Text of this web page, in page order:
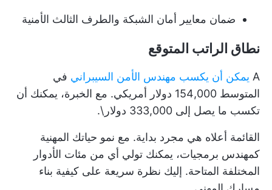
ضمان معايير أمان الشبكة والطرف الثالث الأمنية
نطاق الراتب المتوقع
A يمكن أن يكسب مهندس الأمن السيبراني في
المتوسط 154,000 دولار أمريكي. مع الخبرة، يمكنك أن
تكسب ما يصل إلى 333,000 دولار\.
القائمة أعلاه هي مجرد بداية. مع نمو حياتك المهنية
كمهندس برمجيات، يمكنك تولي أي من مئات الأدوار
المختلفة المتاحة. إليك نظرة سريعة على كيفية بناء